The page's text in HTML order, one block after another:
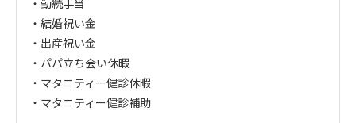
・勤続手当
・結婚祝い金
・出産祝い金
・パパ立ち会い休暇
・マタニティー健診休暇
・マタニティー健診補助